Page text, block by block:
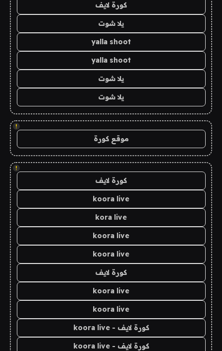
كورة لايف
يلا شوت
yalla shoot
yalla shoot
يلا شوت
يلا شوت
!
موقع كورة
!
كورة لايف
koora live
kora live
koora live
koora live
كورة لايف
koora live
koora live
كورة لايف - koora live
كورة لايف - koora live